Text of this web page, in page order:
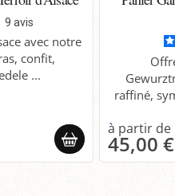
9 avis
avec notre
confit,
...
raffiné,
45,00 €